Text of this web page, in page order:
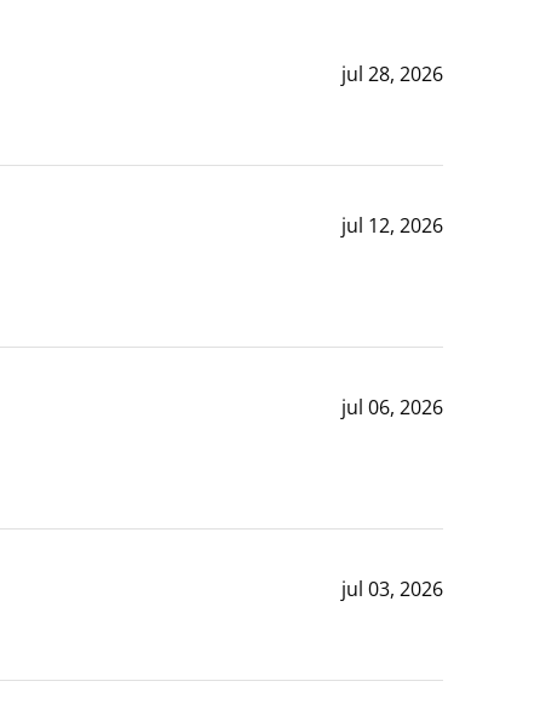
jul 28, 2026
jul 12, 2026
jul 06, 2026
jul 03, 2026